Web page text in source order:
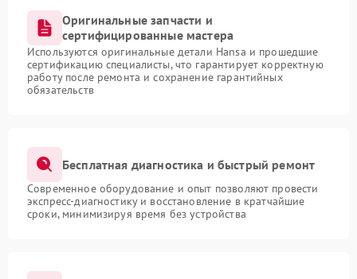
Оригинальные запчасти и
сертифицированные мастера
Используются оригинальные детали Hansa и прошедшие
сертификацию специалисты, что гарантирует корректную
работу после ремонта и сохранение гарантийных
обязательств
Бесплатная диагностика и быстрый ремонт
Современное оборудование и опыт позволяют провести
экспресс-диагностику и восстановление в кратчайшие
сроки, минимизируя время без устройства